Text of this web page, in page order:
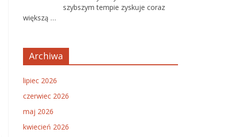
szybszym tempie zyskuje coraz
większą …
Archiwa
lipiec 2026
czerwiec 2026
maj 2026
kwiecień 2026